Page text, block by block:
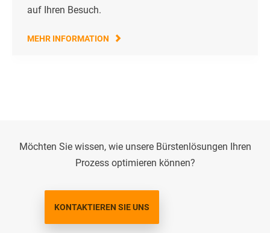
auf Ihren Besuch.
MEHR INFORMATION
Möchten Sie wissen, wie unsere Bürstenlösungen Ihren
Prozess optimieren können?
KONTAKTIEREN SIE UNS